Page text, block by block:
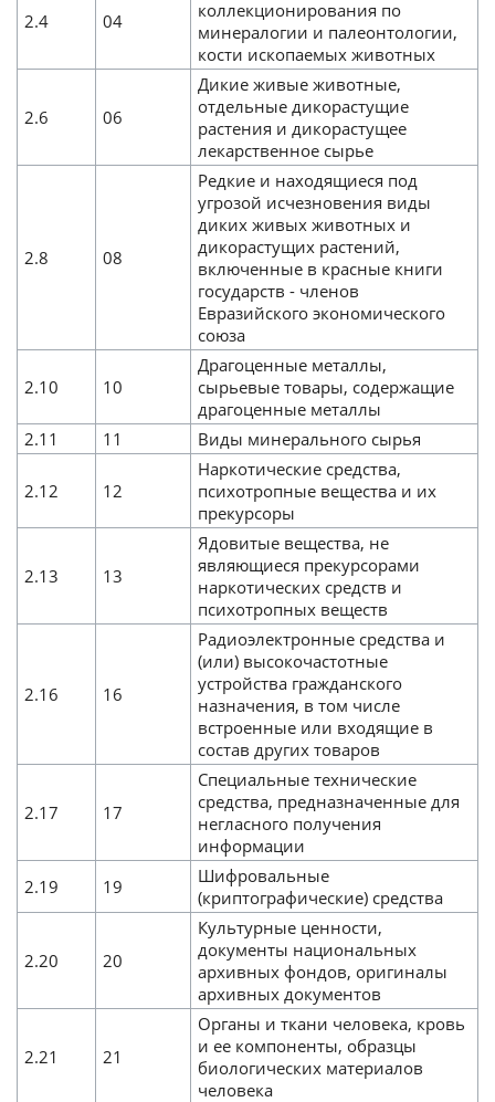
2.4 04
коллекционирования по
минералогии и палеонтологии,
кости ископаемых животных
2.6 06
Дикие живые животные,
отдельные дикорастущие
растения и дикорастущее
лекарственное сырье
2.8 08
Редкие и находящиеся под
угрозой исчезновения виды
диких живых животных и
дикорастущих растений,
включенные в красные книги
государств - членов
Евразийского экономического
союза
2.10 10
Драгоценные металлы,
сырьевые товары, содержащие
драгоценные металлы
2.11
11 Виды минерального сырья
2.12 12
Наркотические средства,
психотропные вещества и их
прекурсоры
2.13 13
Ядовитые вещества, не
являющиеся прекурсорами
наркотических средств и
психотропных веществ
2.16 16
Радиоэлектронные средства и
(или) высокочастотные
устройства гражданского
назначения, в том числе
встроенные или входящие в
состав других товаров
2.17 17
Специальные технические
средства, предназначенные для
негласного получения
информации
2.19
19
Шифровальные
(криптографические) средства
2.20 20
Культурные ценности,
документы национальных
архивных фондов, оригиналы
архивных документов
2.21 21
Органы и ткани человека, кровь
и ее компоненты, образцы
биологических материалов
человека